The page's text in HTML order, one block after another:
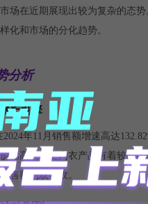
场在近期展现出较为复杂的态
化和市场的分化趋势。
分析
长引擎
2024年11月销售额增速高达
比高的男士内衣产品有着较高
售额的双丰收。